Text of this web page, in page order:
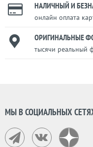
НАЛИЧНЫЙ И
онлайн оплата
ОРИГИНАЛЬНЫЕ
тысячи реальный
МЫ В СОЦИАЛЬНЫХ